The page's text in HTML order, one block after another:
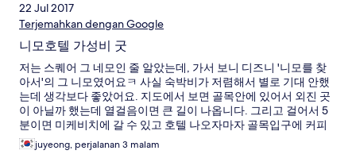
22 Jul 2017
Terjemahkan dengan Google
니모호텔 가성비 굿
저는 스퀘어 그 네모인 줄 알았는데, 가서 보니 디즈니 '니모를 찾
아서'의 그 니모였어요ㅋ 사실 숙박비가 저렴해서 별로 기대 안했
는데 생각보다 좋았어요. 지도에서 보면 골목안에 있어서 외진 곳
이 아닐까 했는데 열걸음이면 큰 길이 나옵니다. 그리고 걸어서 5
분이면 미케비치에 갈 수 있고 호텔 나오자마자 골목입구에 커피
도 마실 수 있고 근처에 한국분식도 팔고 슈퍼며 약국이며 다 가까
이 있어요. 택시타고 시내까지 얼마 안걸리니 시내관광하기에도
juyeong, perjalanan 3 malam